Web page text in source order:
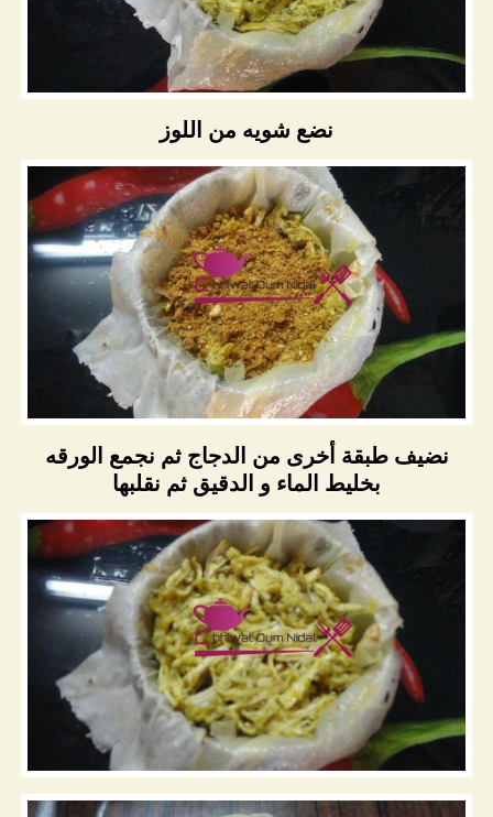
نضع شويه من اللوز
نضيف طبقة أخرى من الدجاج ثم نجمع الورقه
بخليط الماء و الدقيق ثم نقلبها